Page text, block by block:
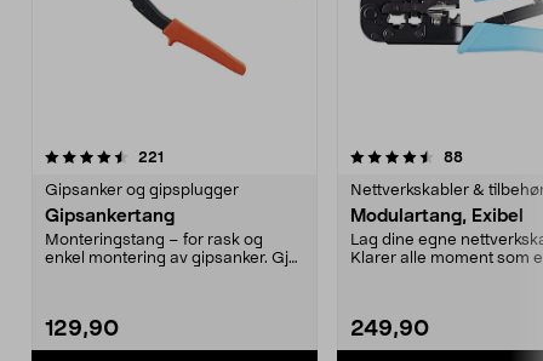
221
Gipsanker og gipsplugger
Gipsankertang
Monteringstang – for rask og
enkel montering av gipsanker. Gjør
129,90
4.5 av 5 stjerner 88
Nettverkskabler &
Modulartang, Exibel
Lag dine egne
Klarer alle moment som
249,90
4.5 av 5 stjerner